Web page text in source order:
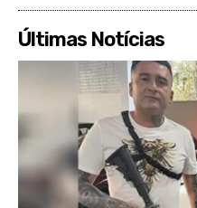
Últimas Notícias